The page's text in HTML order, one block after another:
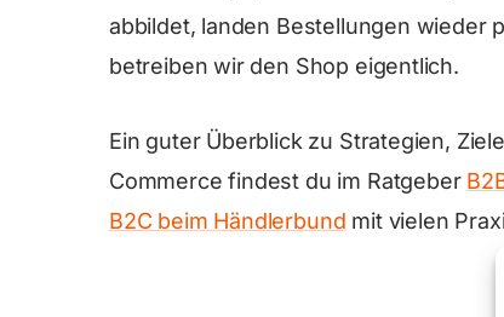
abbildet, landen Bestellungen wieder
betreiben wir den Shop eigentlich.
Ein guter Überblick zu Strategien,
Commerce findest du im Ratgeber
B2C beim Händlerbund mit vielen